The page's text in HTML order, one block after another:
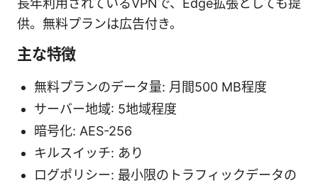
長年利用されているVPNで、Edge拡張としても提
供。無料プランは広告付き。
主な特徴
無料プランのデータ量: 月間500 MB程度
サーバー地域: 5地域程度
暗号化: AES-256
キルスイッチ: あり
ログポリシー: 最小限のトラフィックデータの